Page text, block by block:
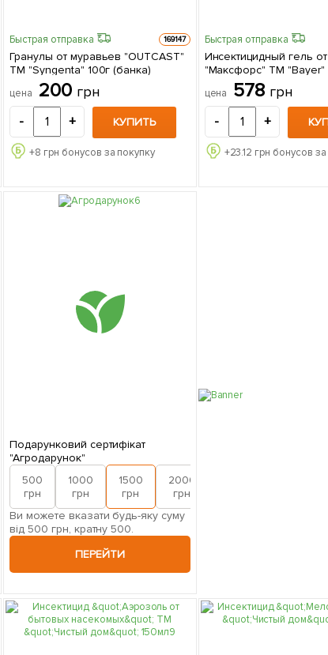
Быстрая отправка 169147
Гранулы от муравьев "OUTCAST"
ТМ "Syngenta" 100г (банка)
цена 200 грн
- + КУПИТЬ
+8 грн бонусов за покупку
Быстрая отправка
Инсектицидный гель
"Максфорс" ТМ "Bayer"
цена 578 грн
- +
+23.12 грн бонусов
Подарунковий сертифікат
"Агродарунок"
500
грн
1000
грн
1500
грн
2000
грн
Ви можете вказати будь-яку суму
від 500 грн, кратну 500.
ПЕРЕЙТИ